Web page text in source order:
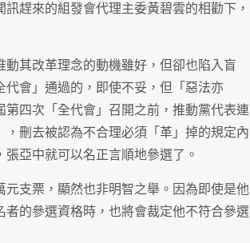
趕來的組發會代理主委黃碧雲的相勸下，
其改革理念的動機雖好，但卻也陷入盲
會」通過的，即使不妥，但「惡法亦
四次「全代會」召開之前，推動黨代表連
刪去被認為不合理必須「革」掉的規定內
亞中就可以名正言順地參選了。
支票，顯然也非明智之舉。因為即使是他
的參選資格時，也將會裁定他不符合參選